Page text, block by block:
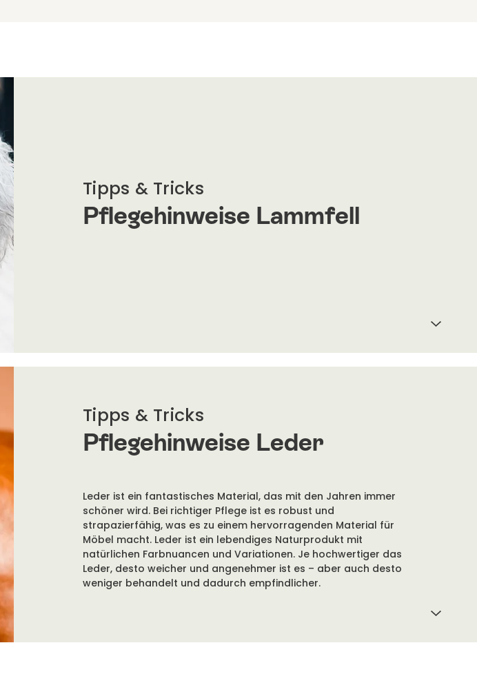
Tipps & Tricks
Pflegehinweise Lammfell
Setze das Fell keinem direkten Sonnenlicht über längere Zeit aus.
Lammfell kann in der Regel im Wollwaschprogramm bei 30 Grad oder
per Hand gewaschen werden. Verwende ein mildes Shampoo mit einem
pH-Wert von 3,5–5,5. Sparsam dosieren und das Lammfell hängend oder
flach auf einem Gitter trocknen lassen. Leicht in Form ziehen. Kleinere
Tipps & Tricks
Pflegehinweise Leder
Leder ist ein fantastisches Material, das mit den Jahren immer
schöner wird. Bei richtiger Pflege ist es robust und
strapazierfähig, was es zu einem hervorragenden Material für
Möbel macht. Leder ist ein lebendiges Naturprodukt mit
natürlichen Farbnuancen und Variationen. Je hochwertiger das
Leder, desto weicher und angenehmer ist es – aber auch desto
weniger behandelt und dadurch empfindlicher.